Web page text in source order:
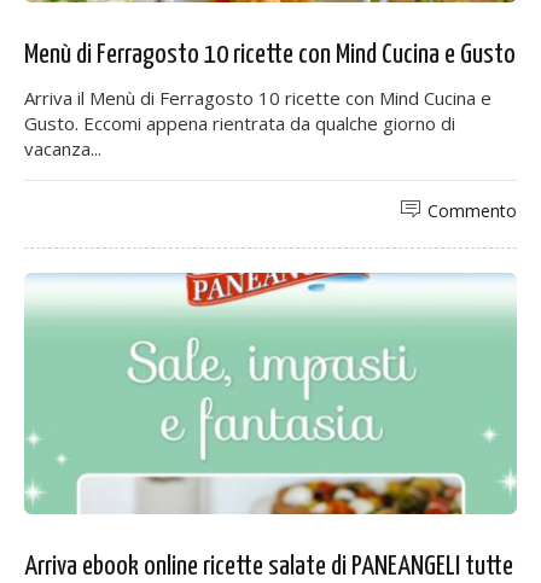
Menù di Ferragosto 10 ricette con Mind Cucina e Gusto
Arriva il Menù di Ferragosto 10 ricette con Mind Cucina e
Gusto. Eccomi appena rientrata da qualche giorno di
vacanza...
Commento
Arriva ebook online ricette salate di PANEANGELI tutte